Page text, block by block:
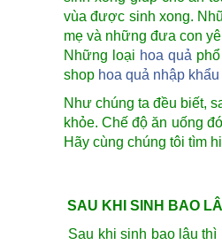
vùa được sinh xong.
mẹ và những đưa con
Những loại hoa quả
shop hoa quả nhập khẩu
Như chúng ta đều biết,
khỏe. Chế độ ăn uống
Hãy cùng chúng tôi tìm
SAU KHI SINH BAO
Sau khi sinh bao lâu